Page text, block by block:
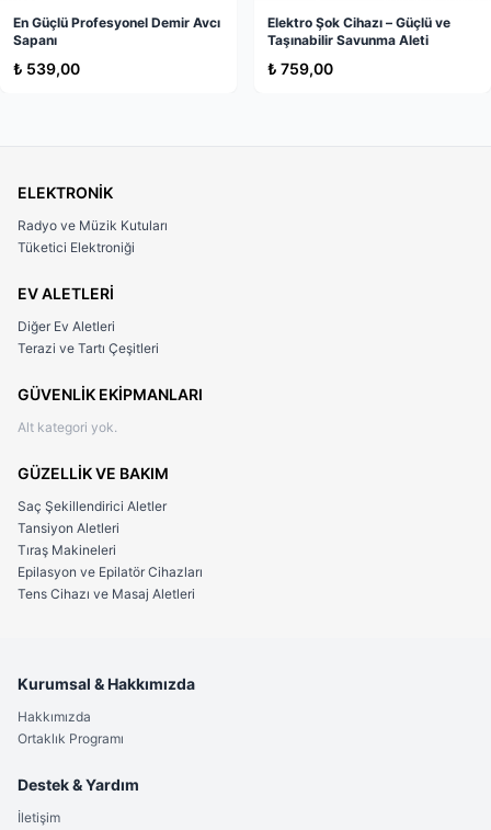
⋄ Kendini güvence altına almak isteyenler.
"Ultimate Koruma"
farkıyla! Güvenliğiniz için asla ödün
Hemen Sipariş Verin, Kendinizi ve Sevdiklerinizi Koruma
Altına Alın!
En Güçlü Profesyonel Demir Avcı
Sapanı
₺ 539,00
Elektro Şok Cihazı – Güçlü ve
Taşınabilir Savunma Aleti
₺ 759,00
ELEKTRONİK
Radyo ve Müzik Kutuları
Tüketici Elektroniği
EV ALETLERİ
Diğer Ev Aletleri
Terazi ve Tartı Çeşitleri
GÜVENLİK EKİPMANLARI
Alt kategori yok.
GÜZELLİK VE BAKIM
Saç Şekillendirici Aletler
Tansiyon Aletleri
Tıraş Makineleri
Epilasyon ve Epilatör Cihazları
Tens Cihazı ve Masaj Aletleri
Kurumsal & Hakkımızda
Hakkımızda
Ortaklık Programı
Destek & Yardım
İletişim